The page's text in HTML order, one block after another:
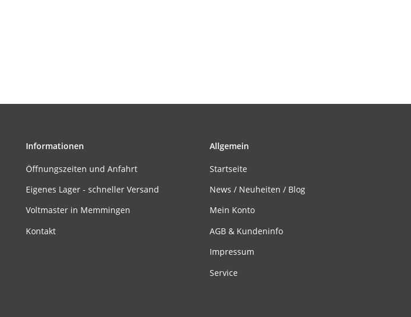
Informationen
Öffnungszeiten und Anfahrt
Eigenes Lager - schneller Versand
Voltmaster in Memmingen
Kontakt
Allgemein
Startseite
News / Neuheiten / Blog
Mein Konto
AGB & Kundeninfo
Impressum
Service